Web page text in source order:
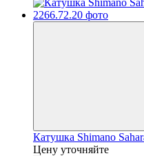
Катушка Shimano
Цену уточняйте